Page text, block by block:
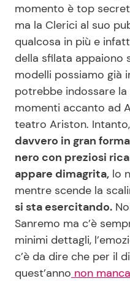
Viaggi e Turismo
Festività
Seguici
Info
Chi siamo
Disclaimer e Privacy
Redazione
Contattaci
momento è top
ma la Clerici al suo
qualcosa in più e
della sfilata appaiono
modelli possiamo già
potrebbe indossare
momenti accanto ad
teatro Ariston.
davvero in gran
nero con preziosi
appare dimagrita, lo
mentre scende la
si sta esercitando.
Sanremo ma c’è
minimi dettagli,
c’è da dire che per il
quest’anno non